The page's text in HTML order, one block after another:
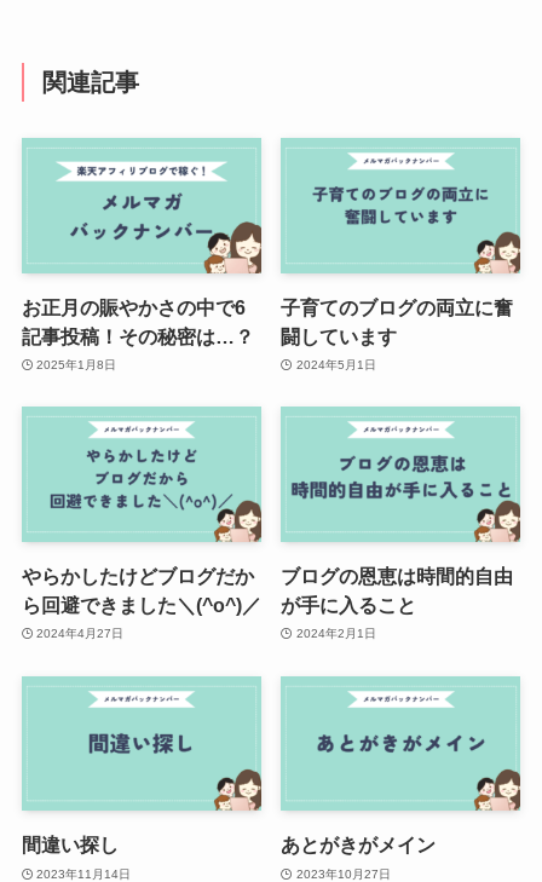
関連記事
お正月の賑やかさの中で6
記事投稿！その秘密は…？
2025年1月8日
子育てのブログの両立に奮
闘しています
2024年5月1日
やらかしたけどブログだか
ら回避できました＼(^o^)／
2024年4月27日
ブログの恩恵は時間的自由
が手に入ること
2024年2月1日
間違い探し
2023年11月14日
あとがきがメイン
2023年10月27日